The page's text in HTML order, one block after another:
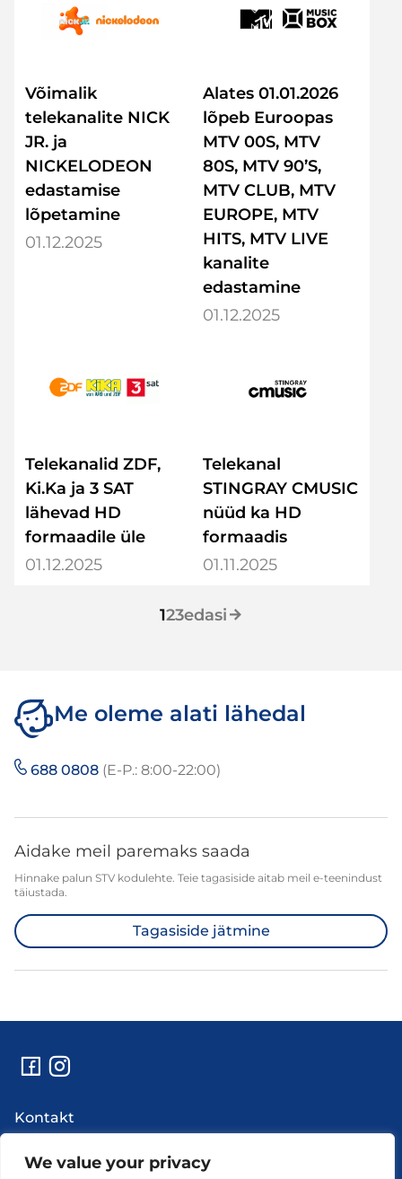
We value your privacy
Võimalik
telekanalite NICK
JR. ja
NICKELODEON
edastamise
lõpetamine
01.12.2025
Alates 01.01.2026
lõpeb Euroopas
MTV 00S, MTV
80S, MTV 90’S,
MTV CLUB, MTV
EUROPE, MTV
HITS, MTV LIVE
kanalite
edastamine
01.12.2025
Telekanalid ZDF,
Ki.Ka ja 3 SAT
lähevad HD
formaadile üle
01.12.2025
Telekanal
STINGRAY CMUSIC
nüüd ka HD
formaadis
01.11.2025
123edasi
Me oleme alati lähedal
688 0808 (E-P.: 8:00-22:00)
Aidake meil paremaks saada
Hinnake palun STV kodulehte. Teie tagasiside aitab meil e-teenindust
täiustada.
Tagasiside jätmine
Kontakt
Abi
Uudised